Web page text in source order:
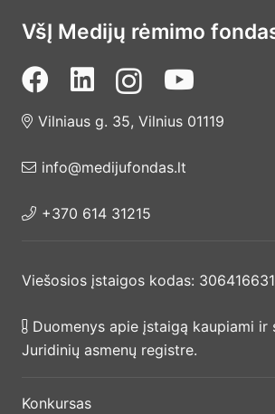
VšĮ Medijų rėmimo
Vilniaus g. 35, Vilnius 01119
info@medijufondas.lt
+370 614 31215
Viešosios įstaigos kodas: 306416631
Duomenys apie įstaigą kaupiami ir
Juridinių asmenų registre.
Konkursas